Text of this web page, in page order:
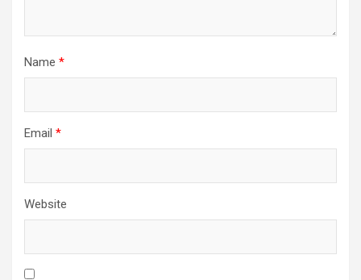
Name *
Email *
Website